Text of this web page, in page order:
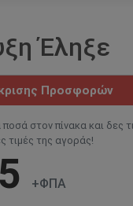
Έληξε
Προσφορών
στον πίνακα και δες
τιμές της αγοράς!
5 +ΦΠΑ